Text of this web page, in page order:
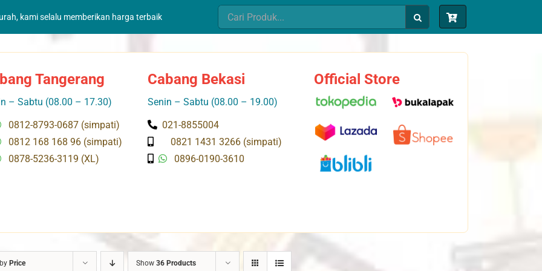
kami selalu memberikan harga terbaik
Search
for:
Tangerang
– Sabtu (08.00 – 17.30)
0812-8793-0687 (simpati)
0812 168 168 96 (simpati)
0878-5236-3119 (XL)
Cabang Bekasi
Senin – Sabtu (08.00 – 19.00)
021-8855004
0821 1431 3266 (simpati)
0896-0190-3610
Official Store
Price Show 36 Products